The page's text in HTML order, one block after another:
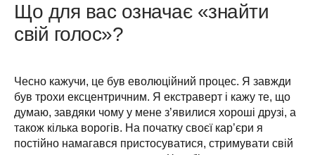
Що для вас означає «знайти
свій голос»?
Чесно кажучи, це був еволюційний процес. Я завжди
був трохи ексцентричним. Я екстраверт і кажу те, що
думаю, завдяки чому у мене з’явилися хороші друзі, а
також кілька ворогів. На початку своєї кар’єри я
постійно намагався пристосуватися, стримувати свій